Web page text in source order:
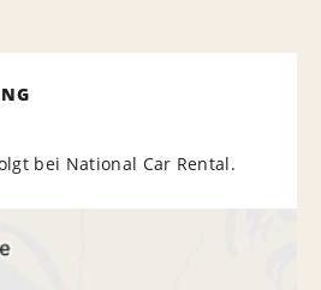
bei National Car Rental.